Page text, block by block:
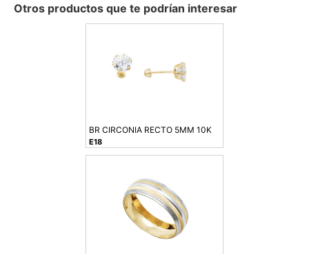
Otros productos que te podrían interesar
BR CIRCONIA RECTO 5MM 10K
E18